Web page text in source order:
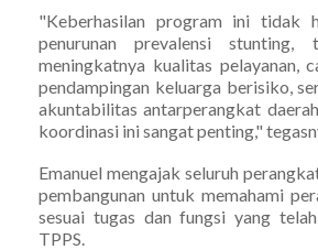
"Keberhasilan program ini tidak
penurunan prevalensi
meningkatnya kualitas pelayanan,
pendampingan keluarga berisiko,
akuntabilitas antarperangkat
koordinasi ini sangat penting,"
Emanuel mengajak seluruh
pembangunan untuk memahami
sesuai tugas dan fungsi yang
TPPS.